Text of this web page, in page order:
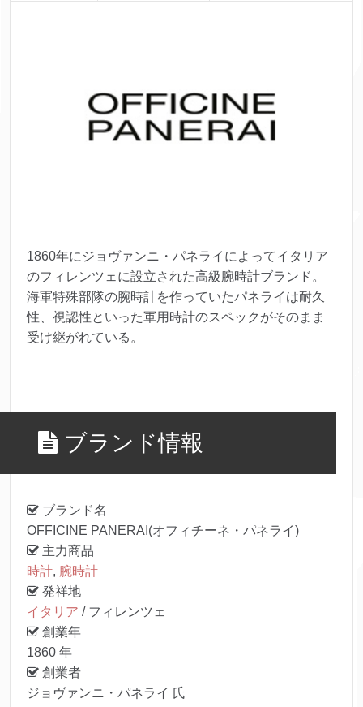
1860年にジョヴァンニ・パネライによってイタリア
のフィレンツェに設立された高級腕時計ブランド。
海軍特殊部隊の腕時計を作っていたパネライは耐久
性、視認性といった軍用時計のスペックがそのまま
受け継がれている。
ブランド情報
ブランド名
OFFICINE PANERAI(オフィチーネ・パネライ)
主力商品
時計, 腕時計
発祥地
イタリア / フィレンツェ
創業年
1860 年
創業者
ジョヴァンニ・パネライ 氏